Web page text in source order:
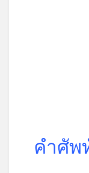
คำศัพ